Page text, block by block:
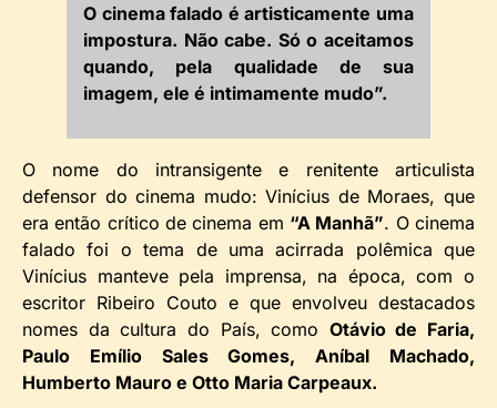
O cinema falado é artisticamente uma
impostura. Não cabe. Só o aceitamos
quando, pela qualidade de sua
imagem, ele é intimamente mudo”.
O nome do intransigente e renitente articulista
defensor do cinema mudo: Vinícius de Moraes, que
era então crítico de cinema em “A Manhã”. O cinema
falado foi o tema de uma acirrada polêmica que
Vinícius manteve pela imprensa, na época, com o
escritor Ribeiro Couto e que envolveu destacados
nomes da cultura do País, como Otávio de Faria,
Paulo Emílio Sales Gomes, Aníbal Machado,
Humberto Mauro e Otto Maria Carpeaux.